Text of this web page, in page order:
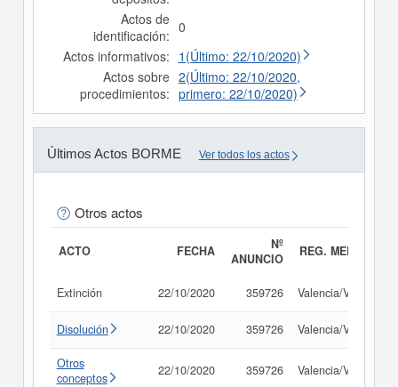
Actos de
identificación: 0
Actos informativos: 1(Último: 22/10/2020)
Actos sobre
procedimientos:
2(Último: 22/10/2020,
primero: 22/10/2020)
Últimos Actos BORME Ver todos los actos
Otros actos
ACTO FECHA
Nº
ANUNCIO
REG. MERC.
Extinción 22/10/2020 359726 Valencia/València
Disolución 22/10/2020 359726 Valencia/València
Otros
conceptos
22/10/2020 359726 Valencia/València